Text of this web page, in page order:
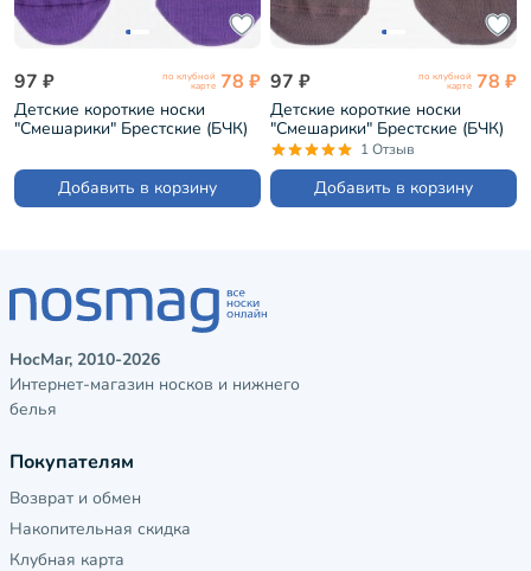
97 ₽ по клубной
карте 78 ₽
Детские короткие носки
"Смешарики" Брестские (БЧК)
(19С3094)
Добавить в корзину
97 ₽ по клубной
карте 78 ₽
Детские короткие носки
"Смешарики" Брестские (БЧК)
рис. 542, ЖЕЛТЫЕ (3)
(19С3094)
1 Отзыв
Добавить в корзину
НосМаг, 2010-2026
Интернет-магазин носков и нижнего
белья
Покупателям
Возврат и обмен
Накопительная скидка
Клубная карта